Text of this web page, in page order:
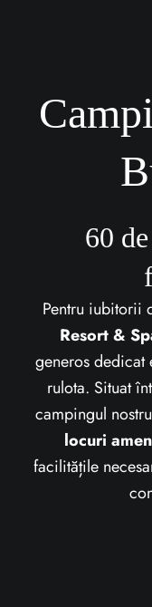
60
Pentru iubitorii
Resort &
generos dedicat
rulota. Situat
campingul
locuri
facilitățile